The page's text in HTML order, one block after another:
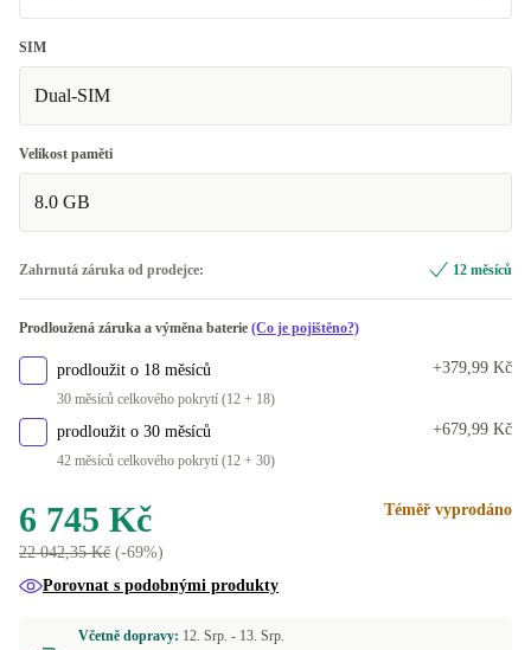
černá
K dispozici v jiné konfiguraci
modrá
SIM
Dual-SIM
Velikost paměti
8.0 GB
Zahrnutá záruka od prodejce: 12 měsíců
Prodloužená záruka a výměna baterie (Co je pojištěno?)
prodloužit o 18 měsíců
30 měsíců celkového pokrytí (12 + 18)
+379,99 Kč
prodloužit o 30 měsíců
42 měsíců celkového pokrytí (12 + 30)
+679,99 Kč
6 745 Kč
22 042,35 Kč (-69%)
Téměř vyprodáno
Porovnat s podobnými produkty
Včetně dopravy: 12. Srp. - 13. Srp.